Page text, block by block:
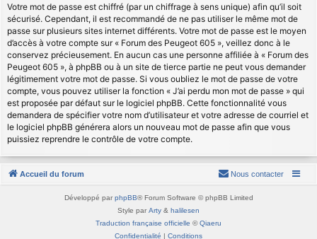
Votre mot de passe est chiffré (par un chiffrage à sens unique) afin qu’il soit
sécurisé. Cependant, il est recommandé de ne pas utiliser le même mot de
passe sur plusieurs sites internet différents. Votre mot de passe est le moyen
d’accès à votre compte sur « Forum des Peugeot 605 », veillez donc à le
conservez précieusement. En aucun cas une personne affiliée à « Forum des
Peugeot 605 », à phpBB ou à un site de tierce partie ne peut vous demander
légitimement votre mot de passe. Si vous oubliez le mot de passe de votre
compte, vous pouvez utiliser la fonction « J’ai perdu mon mot de passe » qui
est proposée par défaut sur le logiciel phpBB. Cette fonctionnalité vous
demandera de spécifier votre nom d’utilisateur et votre adresse de courriel et
le logiciel phpBB générera alors un nouveau mot de passe afin que vous
puissiez reprendre le contrôle de votre compte.
Accueil du forum Nous contacter
Développé par phpBB® Forum Software © phpBB Limited
Style par Arty & halilesen
Traduction française officielle ©Qiaeru
Confidentialité | Conditions